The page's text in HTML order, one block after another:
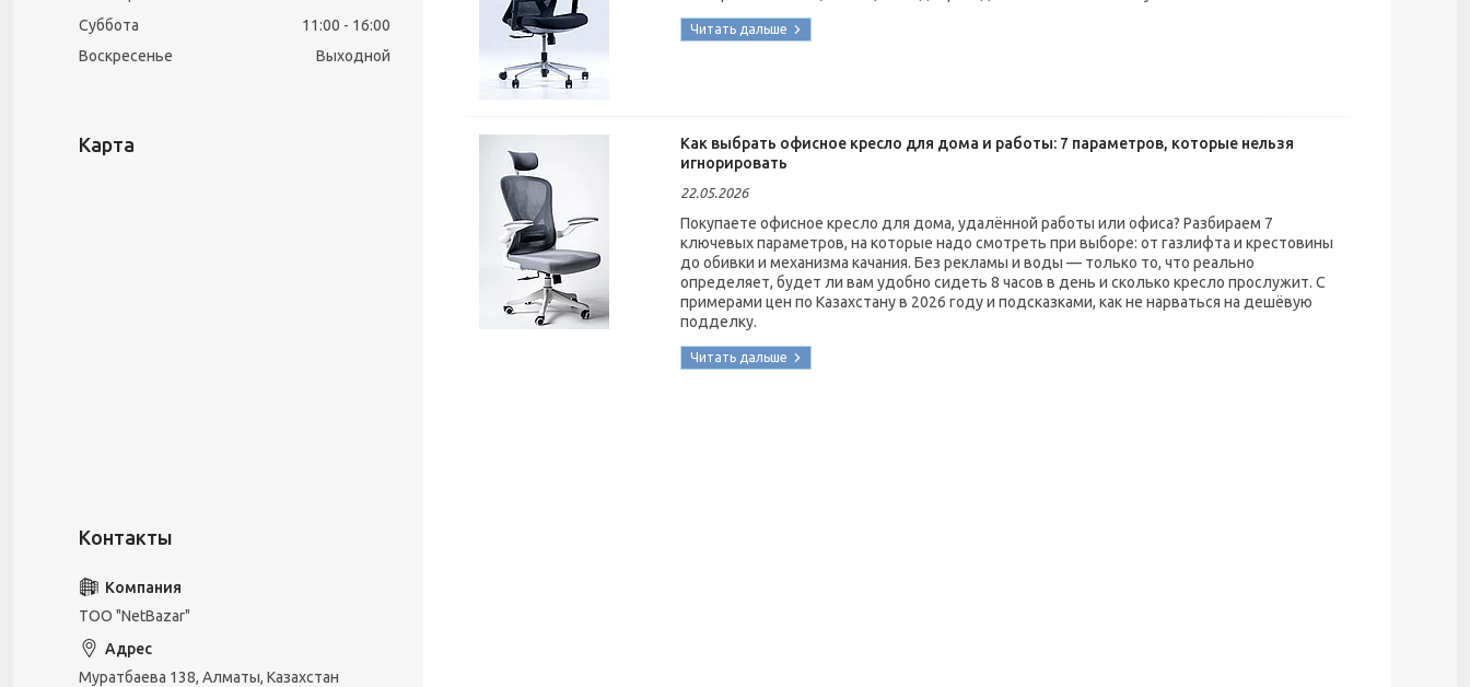
Как выбрать офисное кресло для дома и работы: 7 параметров, которые нельзя
игнорировать
22.05.2026
Покупаете офисное кресло для дома, удалённой работы или офиса? Разбираем 7
ключевых параметров, на которые надо смотреть при выборе: от газлифта и крестовины
до обивки и механизма качания. Без рекламы и воды — только то, что реально
определяет, будет ли вам удобно сидеть 8 часов в день и сколько кресло прослужит. С
примерами цен по Казахстану в 2026 году и подсказками, как не нарваться на дешёвую
подделку.
Суббота
11:00
16:00
Воскресенье
Выходной
Карта
ТОО "NetBazar"
Муратбаева 138, Алматы, Казахстан